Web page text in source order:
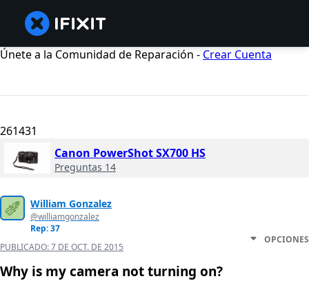
Únete a la Comunidad de Reparación - Crear Cuenta
261431
Canon PowerShot SX700 HS
Preguntas 14
William Gonzalez
@williamgonzalez
Rep: 37
PUBLICADO:7 DE OCT. DE 2015
OPCIONES
Why is my camera not turning on?